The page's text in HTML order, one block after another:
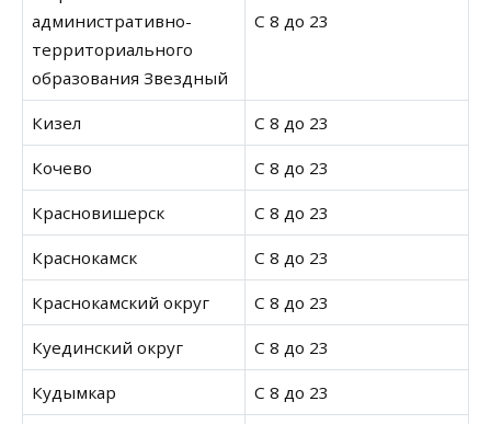
административно-
территориального
образования Звездный
С 8 до 23
Кизел С 8 до 23
Кочево С 8 до 23
Красновишерск С 8 до 23
Краснокамск С 8 до 23
Краснокамский округ С 8 до 23
Куединский округ С 8 до 23
Кудымкар С 8 до 23